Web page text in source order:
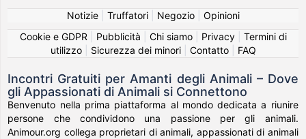
Notizie| Truffatori| Negozio| Opinioni
Cookie e GDPR
Pubblicità Chi siamo| Privacy| Termini di
utilizzo| Sicurezza dei minori| Contatto| FAQ
Incontri Gratuiti per Amanti degli Animali – Dove
gli Appassionati di Animali si Connettono
Benvenuto nella prima piattaforma al mondo dedicata a riunire
persone che condividono una passione per gli animali.
Animour.org collega proprietari di animali, appassionati di animali